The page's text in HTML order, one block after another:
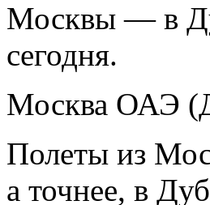
Москвы — в
сегодня.
Москва ОАЭ
Полеты из
а точнее, в